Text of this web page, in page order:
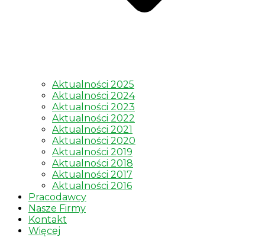
Aktualności 2025
Aktualności 2024
Aktualności 2023
Aktualności 2022
Aktualności 2021
Aktualności 2020
Aktualności 2019
Aktualności 2018
Aktualności 2017
Aktualności 2016
Pracodawcy
Nasze Firmy
Kontakt
Więcej